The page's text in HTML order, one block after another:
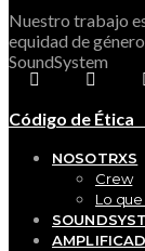
Nuestro trabajo
equidad de
SoundSystem
Código de
NOSOTRXS
Crew
Lo